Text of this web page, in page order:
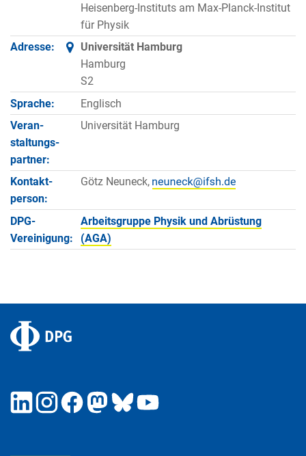
Heisenberg-Instituts am Max-Planck-Institut
für Physik
Adresse:
Universität Hamburg
Hamburg
S2
Sprache:
Englisch
Veran­
staltungs­
partner:
Universität Hamburg
Kontakt­
person:
Götz Neuneck,
DPG-
Vereinigung:
Arbeitsgruppe Physik und Abrüstung
(AGA)